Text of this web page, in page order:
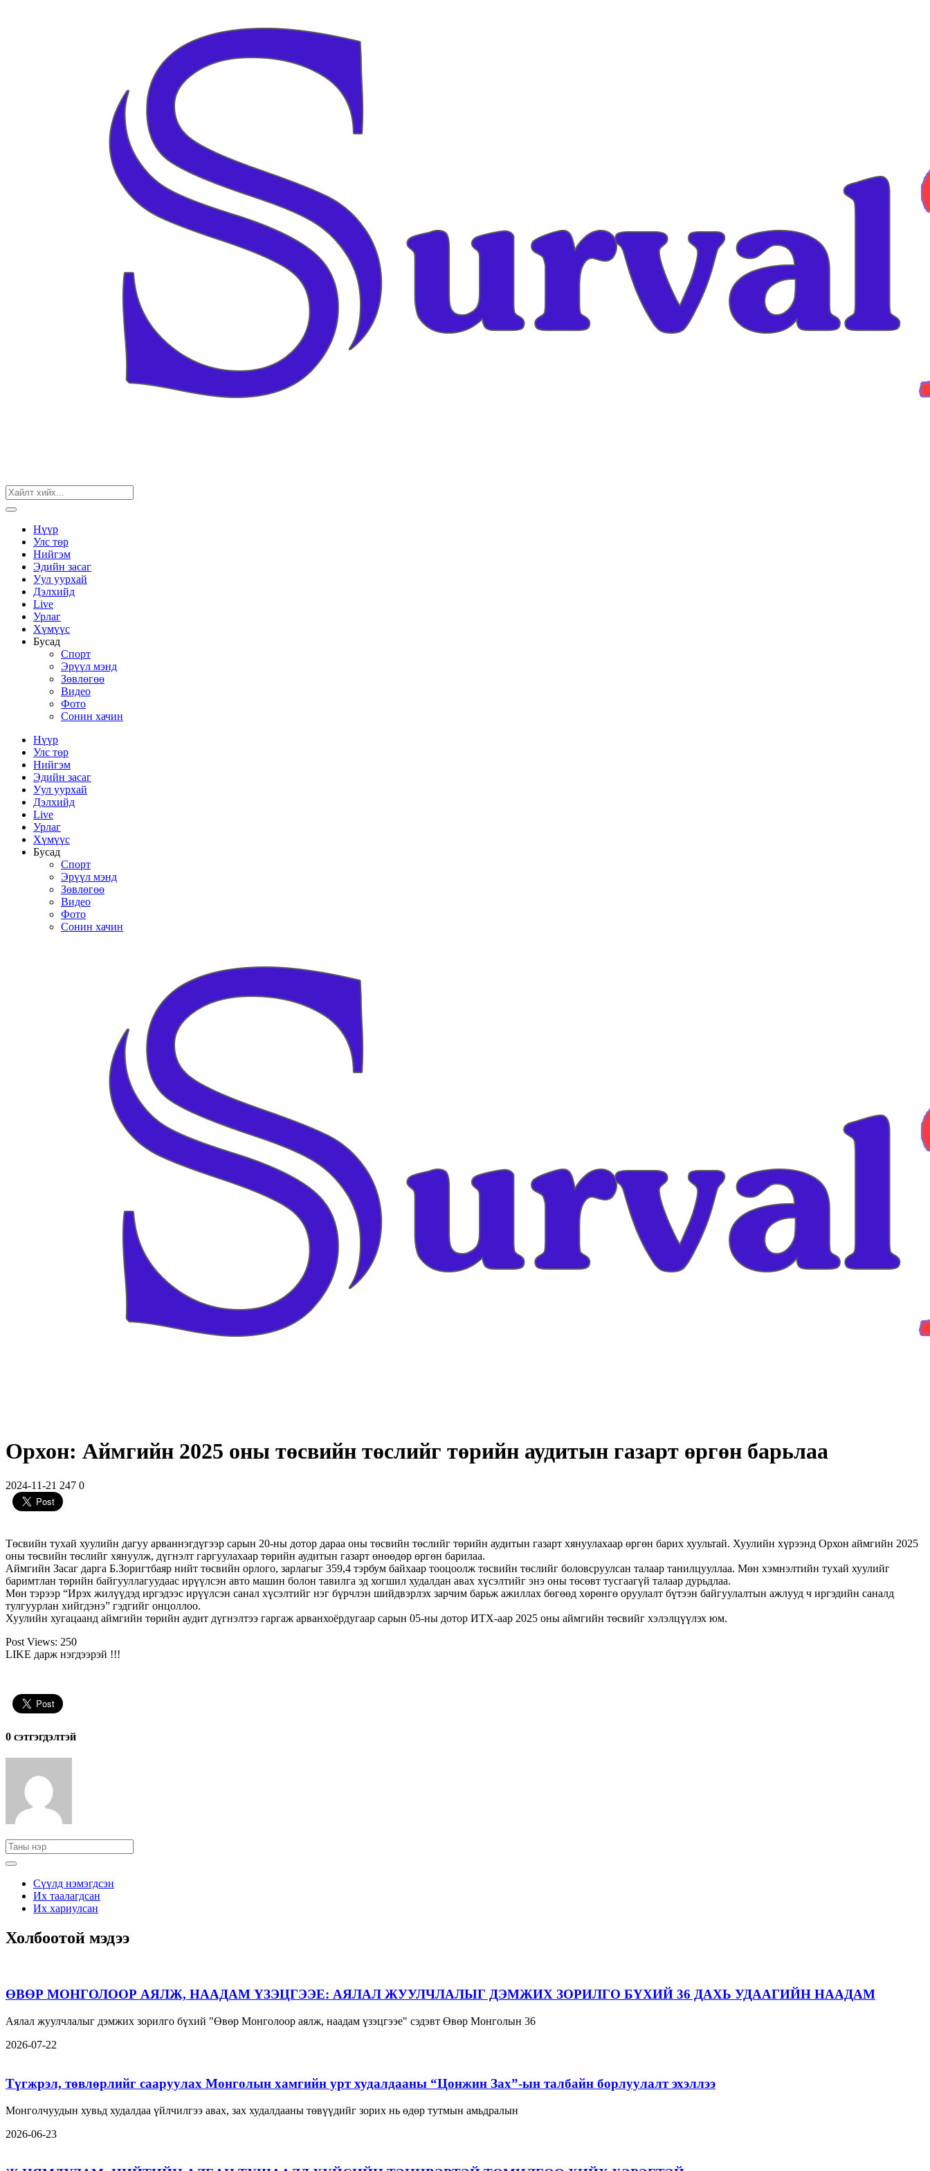
Нүүр
Улс төр
Нийгэм
Эдийн засаг
Уул уурхай
Дэлхийд
Live
Урлаг
Хүмүүс
Бусад
Спорт
Эрүүл мэнд
Зөвлөгөө
Видео
Фото
Сонин хачин
Нүүр
Улс төр
Нийгэм
Эдийн засаг
Уул уурхай
Дэлхийд
Live
Урлаг
Хүмүүс
Бусад
Спорт
Эрүүл мэнд
Зөвлөгөө
Видео
Фото
Сонин хачин
Орхон: Аймгийн 2025 оны төсвийн төслийг төрийн аудитын газарт өргөн барьлаа
2024-11-21 247 0
Төсвийн тухай хуулийн дагуу арваннэгдүгээр сарын 20-ны дотор дараа оны төсвийн төслийг төрийн аудитын газарт хянуулахаар өргөн барих хуультай. Хуулийн хүрээнд Орхон аймгийн 2025
оны төсвийн төслийг хянуулж, дүгнэлт гаргуулахаар төрийн аудитын газарт өнөөдөр өргөн барилаа.
Аймгийн Засаг дарга Б.Зоригтбаяр нийт төсвийн орлого, зарлагыг 359,4 тэрбум байхаар тооцоолж төсвийн төслийг боловсруулсан талаар танилцууллаа. Мөн хэмнэлтийн тухай хуулийг
баримтлан төрийн байгууллагуудаас ирүүлсэн авто машин болон тавилга эд хогшил худалдан авах хүсэлтийг энэ оны төсөвт тусгаагүй талаар дурьдлаа.
Мөн тэрээр “Ирэх жилүүдэд иргэдээс ирүүлсэн санал хүсэлтийг нэг бүрчлэн шийдвэрлэх зарчим барьж ажиллах бөгөөд хөрөнгө оруулалт бүтээн байгуулалтын ажлууд ч иргэдийн саналд
тулгуурлан хийгдэнэ” гэдгийг онцоллоо.
Хуулийн хугацаанд аймгийн төрийн аудит дүгнэлтээ гаргаж арванхоёрдугаар сарын 05-ны дотор ИТХ-аар 2025 оны аймгийн төсвийг хэлэлцүүлэх юм.
Post Views: 250
LIKE дарж нэгдээрэй !!!
0 cэтгэгдэлтэй
Сүүлд нэмэгдсэн
Их таалагдсан
Их хариулсан
Холбоотой мэдээ
ӨВӨР МОНГОЛООР АЯЛЖ, НААДАМ ҮЗЭЦГЭЭЕ: АЯЛАЛ ЖУУЛЧЛАЛЫГ ДЭМЖИХ ЗОРИЛГО БҮХИЙ 36 ДАХЬ УДААГИЙН НААДАМ
Аялал жуулчлалыг дэмжих зорилго бүхий "Өвөр Монголоор аялж, наадам үзэцгээе" сэдэвт Өвөр Монголын 36
2026-07-22
Түгжрэл, төвлөрлийг сааруулах Монголын хамгийн урт худалдааны “Цонжин Зах”-ын талбайн борлуулалт эхэллээ
Монголчуудын хувьд худалдаа үйлчилгээ авах, зах худалдааны төвүүдийг зорих нь өдөр тутмын амьдралын
2026-06-23